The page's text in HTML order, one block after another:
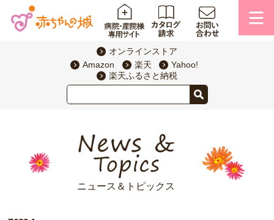
オンラインストア
Amazon
楽天
Yahoo!
楽天ふるさと納税
ニュース＆トピックス